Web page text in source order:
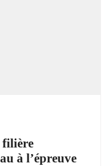
filière
à l’épreuve